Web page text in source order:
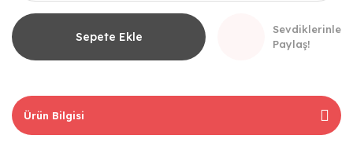
Sepete Ekle
Sevdiklerinle
Paylaş!
Ürün Bilgisi